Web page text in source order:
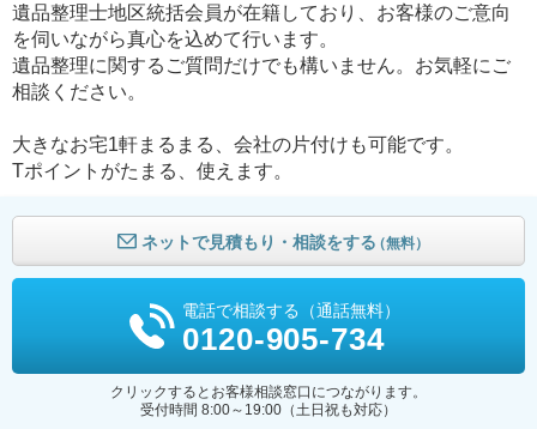
遺品整理士地区統括会員が在籍しており、お客様のご意向
を伺いながら真心を込めて行います。
遺品整理に関するご質問だけでも構いません。お気軽にご
相談ください。
大きなお宅1軒まるまる、会社の片付けも可能です。
Tポイントがたまる、使えます。
ネットで見積もり・相談をする（無料）
電話で相談する（通話無料）
0120-905-734
クリックするとお客様相談窓口につながります。
受付時間 8:00～19:00（土日祝も対応）